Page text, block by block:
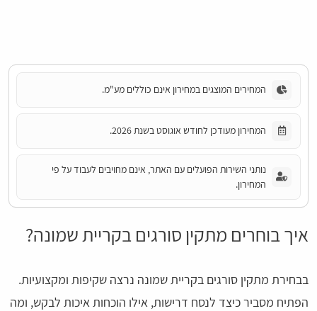
המחירים המוצגים במחירון אינם כוללים מע"מ.
המחירון מעודכן לחודש אוגוסט בשנת 2026.
נותני השירות הפועלים עם האתר, אינם מחויבים לעבוד על פי
המחירון.
איך בוחרים מתקין סורגים בקריית שמונה?
בבחירת מתקין סורגים בקריית שמונה נרצה שקיפות ומקצועיות.
הפתיח מסביר כיצד לנסח דרישות, אילו הוכחות איכות לבקש, ומה